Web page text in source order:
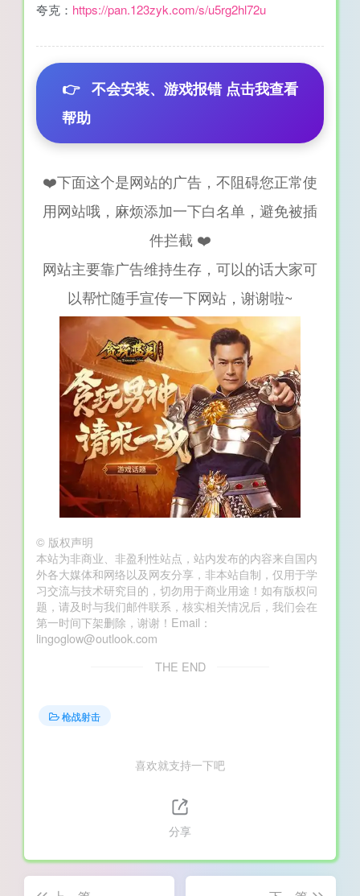
夸克： https://pan.123zyk.com/s/u5rg2hl72u
👉 不会安装、游戏报错 点击我查看
帮助
❤️下面这个是网站的广告，不阻碍您正常使
用网站哦，麻烦添加一下白名单，避免被插
件拦截 ❤️
网站主要靠广告维持生存，可以的话大家可
以帮忙随手宣传一下网站，谢谢啦~
© 版权声明
本站为非商业、非盈利性站点，站内发布的内容来自国内
外各大媒体和网络以及网友分享，非本站自制，仅用于学
习交流与技术研究目的，切勿用于商业用途！如有版权问
题，请及时与我们邮件联系，核实相关情况后，我们会在
第一时间下架删除，谢谢！Email：
lingoglow@outlook.com
THE END
枪战射击
喜欢就支持一下吧
分享